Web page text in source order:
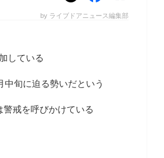
by ライブドアニュース編集部
している
旬に迫る勢いだという
戒を呼びかけている